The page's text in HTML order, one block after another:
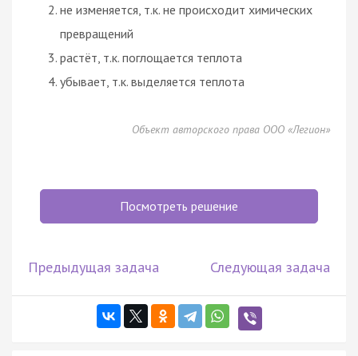
не изменяется, т.к. не происходит химических
превращений
растёт, т.к. поглощается теплота
убывает, т.к. выделяется теплота
Объект авторского права ООО «Легион»
Посмотреть решение
Предыдущая задача Следующая задача